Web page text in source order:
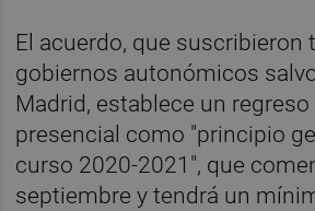
El acuerdo, que suscribieron
gobiernos autonómicos
Madrid, establece un regreso
presencial como "principio
curso 2020-2021", que
septiembre y tendrá un